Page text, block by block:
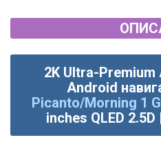
2K Ultra-
Android
Picanto/Morning 1
inches QLED